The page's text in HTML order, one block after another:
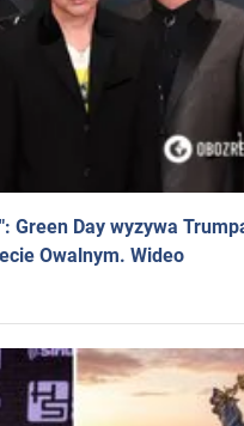
Green Day wyzywa
Owalnym. Wideo